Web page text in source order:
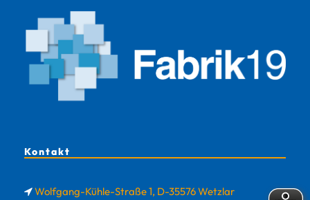
Kontakt
Wolfgang-Kühle-Straße 1, D-35576 Wetzlar